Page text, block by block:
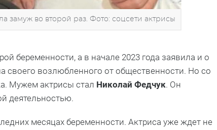
замуж во второй раз. Фото: соцсети актрисы
беременности, а в начале 2023 года заявила и о
своего возлюбленного от общественности. Но со
Мужем актрисы стал Николай Федчук. Он
деятельностью.
месяцах беременности. Актриса уже ждет не